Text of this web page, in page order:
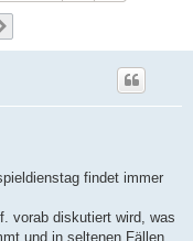
findet immer
vorab diskutiert wird, was
und in seltenen Fällen